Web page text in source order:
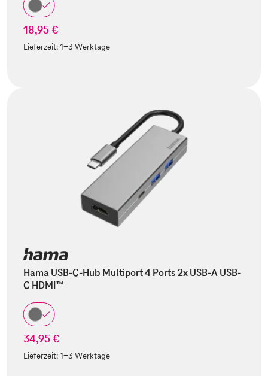
18,95 €
Lieferzeit:1-3 Werktage
Hama USB-C-Hub Multiport 4 Ports 2x USB-A USB-
C HDMI™
34,95 €
Lieferzeit:1-3 Werktage